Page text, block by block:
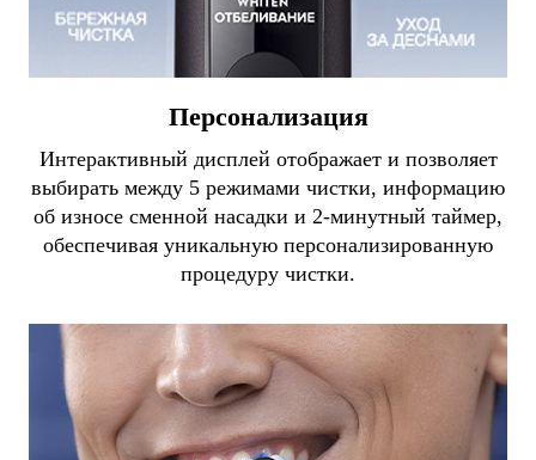
Персонализация
Интерактивный дисплей отображает и позволяет
выбирать между 5 режимами чистки, информацию
об износе сменной насадки и 2-минутный таймер,
обеспечивая уникальную персонализированную
процедуру чистки.